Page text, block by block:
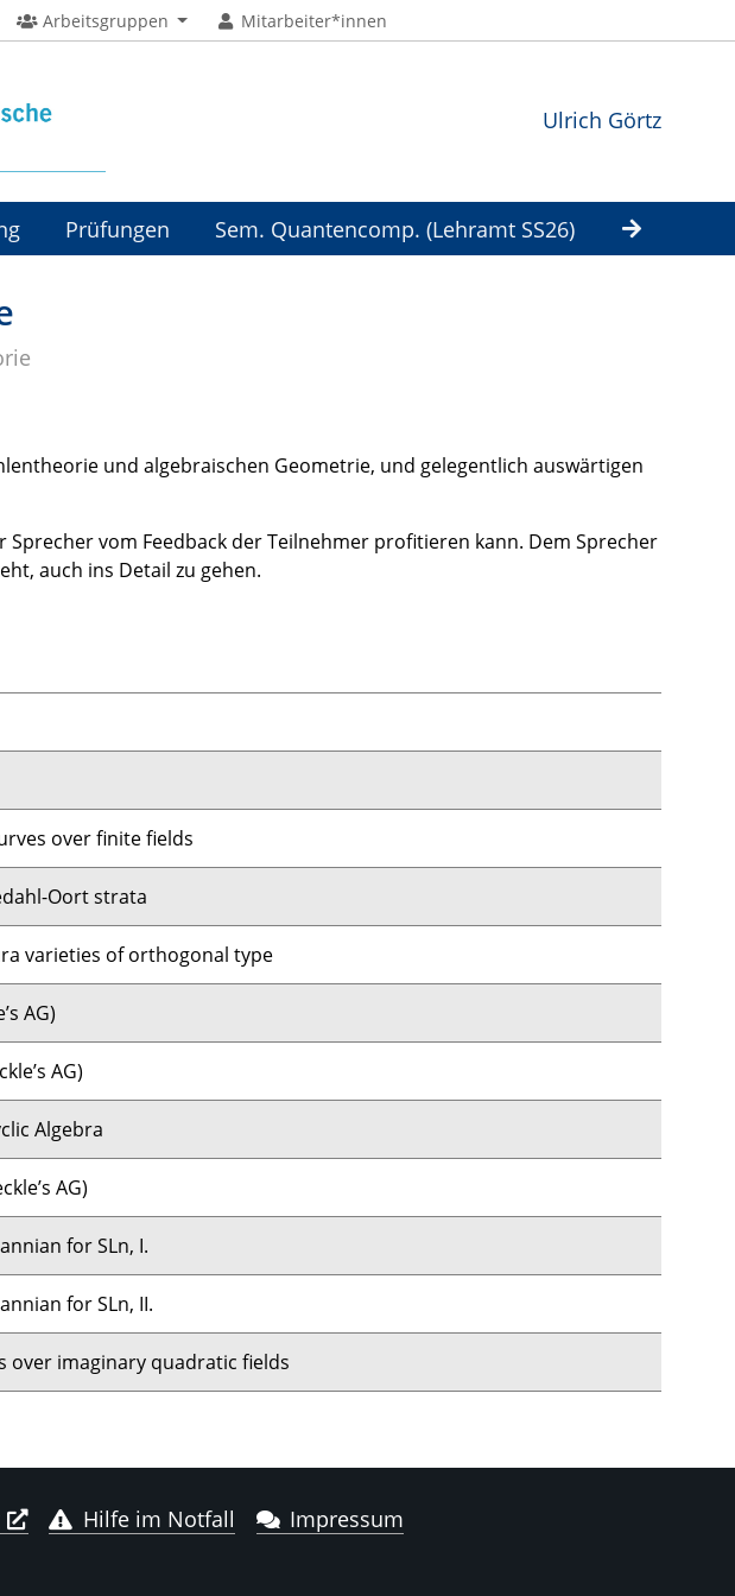
Ulrich Görtz
Arbeitsgruppen Mitarbeiter*innen
Prüfungen
Sem. Quantencomp. (Lehramt SS26)
und algebraischen Geometrie, und gelegentlich auswärtigen
vom Feedback der Teilnehmer profitieren kann. Dem Sprecher
auch ins Detail zu gehen.
over finite fields
Oort strata
varieties of orthogonal type
AG)
AG)
Algebra
AG)
for SLn, I.
for SLn, II.
imaginary quadratic fields
Hilfe im Notfall
Impressum